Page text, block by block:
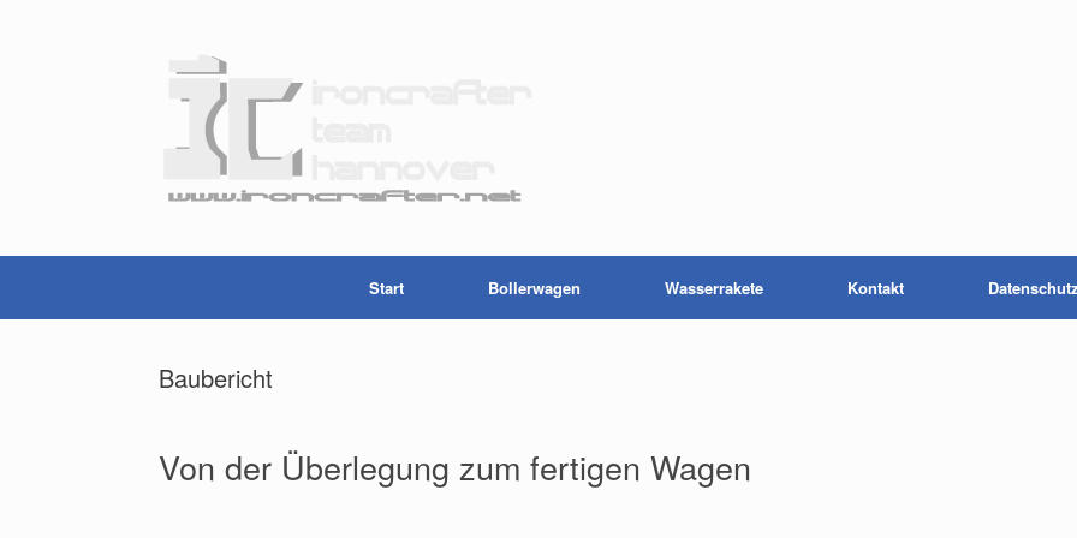
Start Bollerwagen Wasserrakete Kontakt Datenschutz
Baubericht
Von der Überlegung zum fertigen Wagen